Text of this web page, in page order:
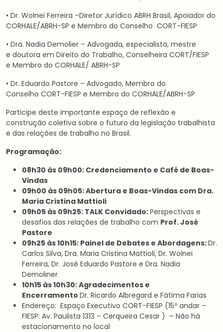
• Dr. Wolnei Ferreira –Diretor Jurídico ABRH Brasil, Apoiador do
CORHALE/ABRH-SP e Membro do Conselho CORT-FIESP
• Dra. Nadia Demolier – Advogada, especialista, mestre
e doutora em Direito do Trabalho, Conselheira CORT/FIESP
e Membro do CORHALE/ ABRH-SP
• Dr. Eduardo Pastore – Advogado, Membro do
Conselho CORT-FIESP e Membro do CORHALE/ABRH-SP
Participe deste importante espaço de reflexão e
construção coletiva sobre o futuro da legislação trabalhista
e das relações de trabalho no Brasil.
Programação:
08h30 às 09h00: Credenciamento e Café de Boas-
Vindas
09h00 às 09h05:Abertura e Boas-Vindas com Dra.
Maria Cristina Mattioli
09h05 às 09h25: TALK Convidado:Perspectivas e
desafios das relações de trabalho com Prof. José
Pastore
09h25 às 10h15: Painel de Debates e Abordagens:Dr.
Carlos Silva, Dra. Maria Cristina Mattioli, Dr. Wolnei
Ferreira, Dr. José Eduardo Pastore e Dra. Nadia
Demoliner
10h15 às 10h30:Agradecimentos e
Encerramento Dr. Ricardo Albregard e Fátima Farias
Endereço: Espaço Executivo CORT-FIESP (15º andar –
FIESP: Av. Paulista 1313 – Cerqueira Cesar ) – Não há
estacionamento no local